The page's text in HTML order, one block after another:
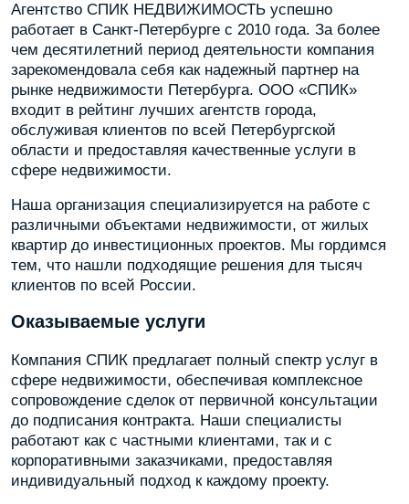
Агентство СПИК НЕДВИЖИМОСТЬ успешно
работает в Санкт-Петербурге с 2010 года. За более
чем десятилетний период деятельности компания
зарекомендовала себя как надежный партнер на
рынке недвижимости Петербурга. ООО «СПИК»
входит в рейтинг лучших агентств города,
обслуживая клиентов по всей Петербургской
области и предоставляя качественные услуги в
сфере недвижимости.
Наша организация специализируется на работе с
различными объектами недвижимости, от жилых
квартир до инвестиционных проектов. Мы гордимся
тем, что нашли подходящие решения для тысяч
клиентов по всей России.
Оказываемые услуги
Компания СПИК предлагает полный спектр услуг в
сфере недвижимости, обеспечивая комплексное
сопровождение сделок от первичной консультации
до подписания контракта. Наши специалисты
работают как с частными клиентами, так и с
корпоративными заказчиками, предоставляя
индивидуальный подход к каждому проекту.